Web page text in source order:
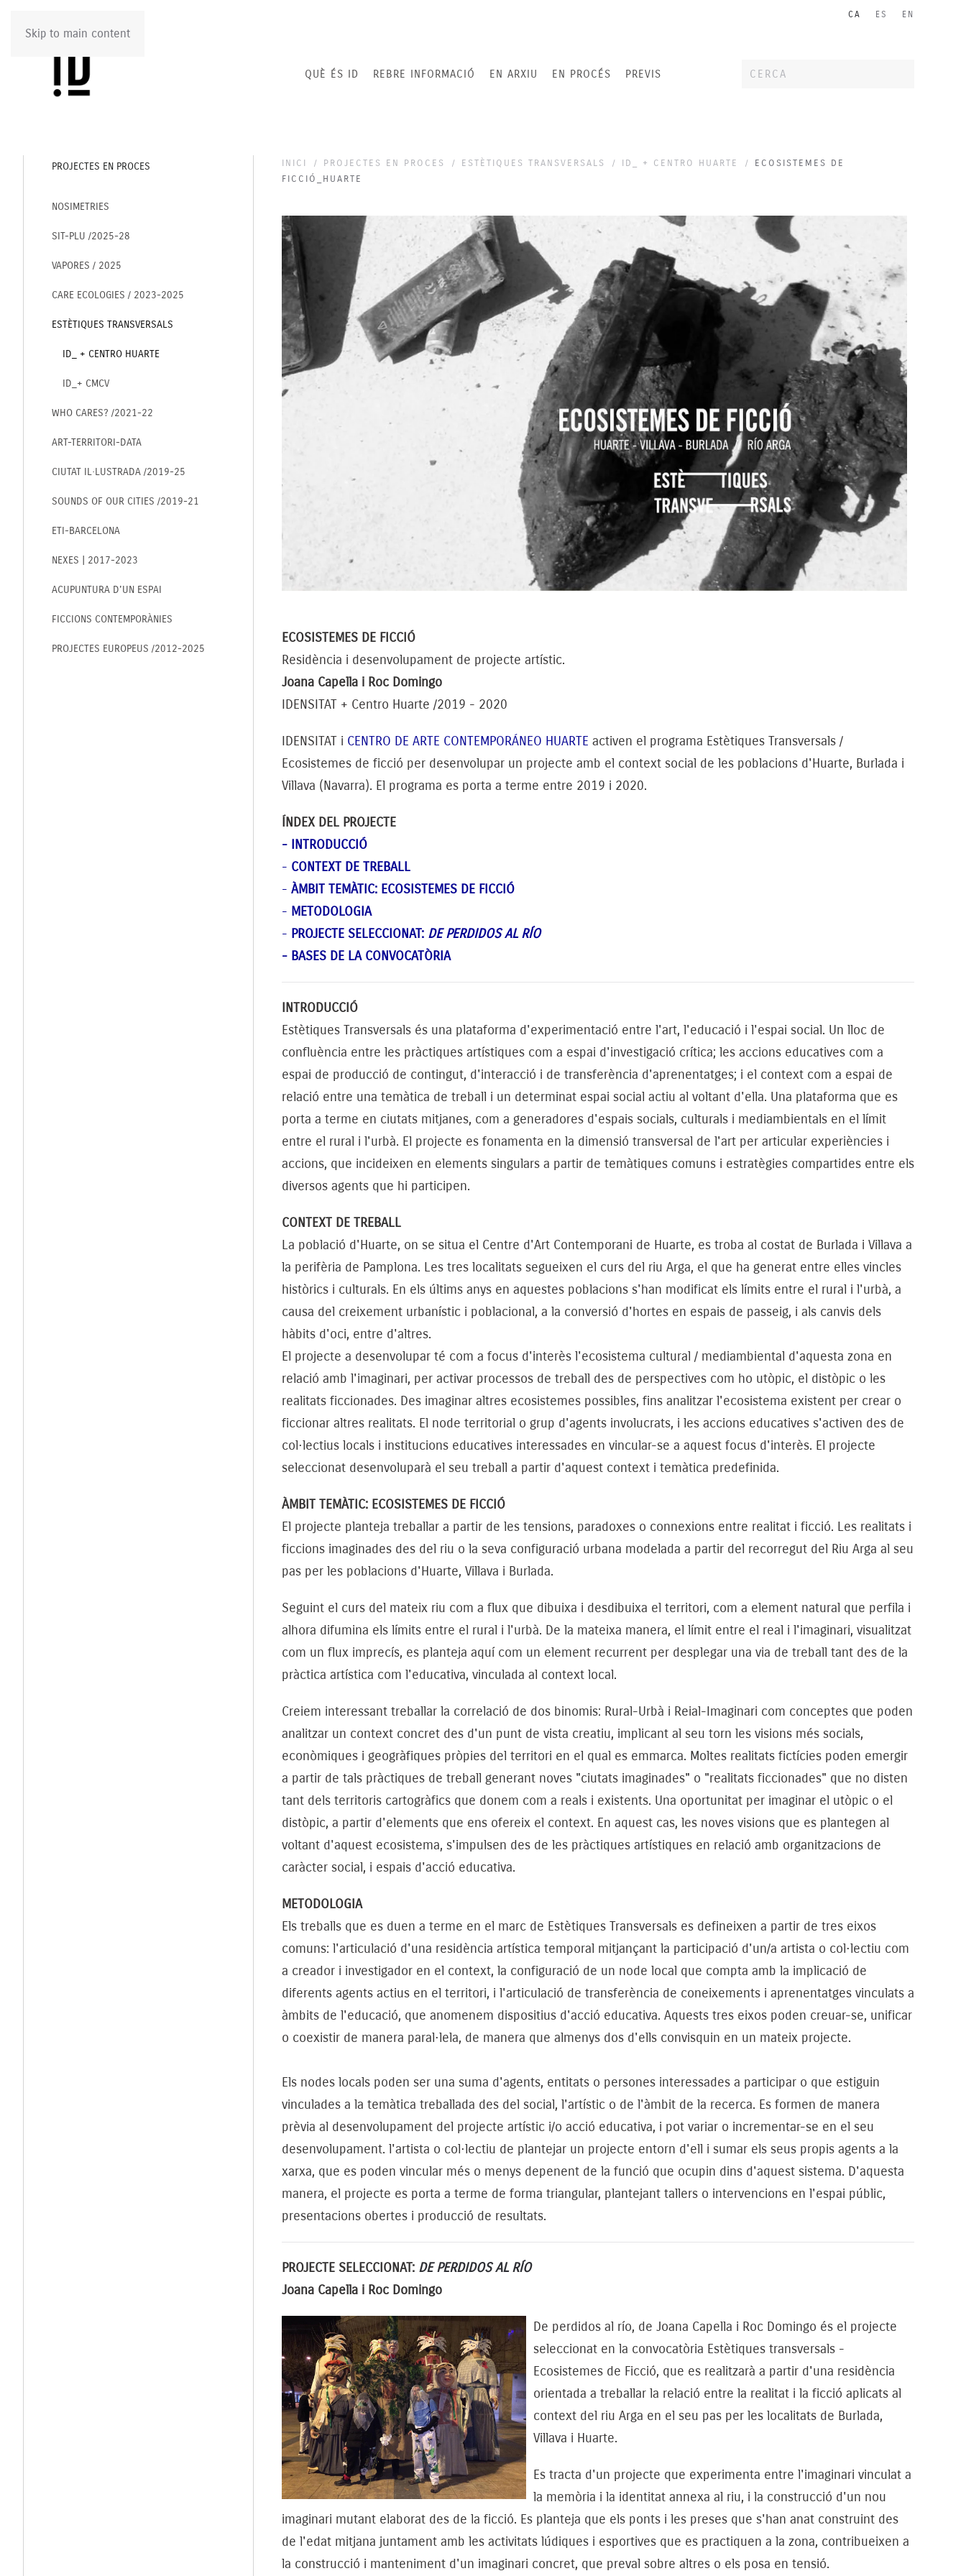
Skip to main content
CA ES EN
QUÈ ÉS ID REBRE INFORMACIÓ EN ARXIU EN PROCÉS PREVIS
INICI PROJECTES EN PROCES ESTÈTIQUES TRANSVERSALS ID_ + CENTRO HUARTE
ECOSISTEMES DE
FICCIÓ_HUARTE
ECOSISTEMES DE FICCIÓ
Residència i desenvolupament de projecte artístic.
Joana Capella i Roc Domingo
IDENSITAT + Centro Huarte /2019 - 2020
IDENSITAT i CENTRO DE ARTE CONTEMPORÁNEO HUARTE activen el programa Estètiques Transversals /
Ecosistemes de ficció per desenvolupar un projecte amb el context social de les poblacions d'Huarte, Burlada i
Villava (Navarra). El programa es porta a terme entre 2019 i 2020.
ÍNDEX DEL PROJECTE
- INTRODUCCIÓ
- CONTEXT DE TREBALL
- ÀMBIT TEMÀTIC: ECOSISTEMES DE FICCIÓ
- METODOLOGIA
- PROJECTE SELECCIONAT: DE PERDIDOS AL RÍO
- BASES DE LA CONVOCATÒRIA
INTRODUCCIÓ
Estètiques Transversals és una plataforma d'experimentació entre l'art, l'educació i l'espai social. Un lloc de
confluència entre les pràctiques artístiques com a espai d'investigació crítica; les accions educatives com a
espai de producció de contingut, d'interacció i de transferència d'aprenentatges; i el context com a espai de
relació entre una temàtica de treball i un determinat espai social actiu al voltant d'ella. Una plataforma que es
porta a terme en ciutats mitjanes, com a generadores d'espais socials, culturals i mediambientals en el límit
entre el rural i l'urbà. El projecte es fonamenta en la dimensió transversal de l'art per articular experiències i
accions, que incideixen en elements singulars a partir de temàtiques comuns i estratègies compartides entre els
diversos agents que hi participen.
CONTEXT DE TREBALL
La població d'Huarte, on se situa el Centre d'Art Contemporani de Huarte, es troba al costat de Burlada i Villava a
la perifèria de Pamplona. Les tres localitats segueixen el curs del riu Arga, el que ha generat entre elles vincles
històrics i culturals. En els últims anys en aquestes poblacions s'han modificat els límits entre el rural i l'urbà, a
causa del creixement urbanístic i poblacional, a la conversió d'hortes en espais de passeig, i als canvis dels
hàbits d'oci, entre d'altres.
El projecte a desenvolupar té com a focus d'interès l'ecosistema cultural / mediambiental d'aquesta zona en
relació amb l'imaginari, per activar processos de treball des de perspectives com ho utòpic, el distòpic o les
realitats ficcionades. Des imaginar altres ecosistemes possibles, fins analitzar l'ecosistema existent per crear o
ficcionar altres realitats. El node territorial o grup d'agents involucrats, i les accions educatives s'activen des de
col·lectius locals i institucions educatives interessades en vincular-se a aquest focus d'interès. El projecte
seleccionat desenvoluparà el seu treball a partir d'aquest context i temàtica predefinida.
ÀMBIT TEMÀTIC: ECOSISTEMES DE FICCIÓ
El projecte planteja treballar a partir de les tensions, paradoxes o connexions entre realitat i ficció. Les realitats i
ficcions imaginades des del riu o la seva configuració urbana modelada a partir del recorregut del Riu Arga al seu
pas per les poblacions d'Huarte, Villava i Burlada.
Seguint el curs del mateix riu com a flux que dibuixa i desdibuixa el territori, com a element natural que perfila i
alhora difumina els límits entre el rural i l'urbà. De la mateixa manera, el límit entre el real i l'imaginari, visualitzat
com un flux imprecís, es planteja aquí com un element recurrent per desplegar una via de treball tant des de la
pràctica artística com l'educativa, vinculada al context local.
Creiem interessant treballar la correlació de dos binomis: Rural-Urbà i Reial-Imaginari com conceptes que poden
analitzar un context concret des d'un punt de vista creatiu, implicant al seu torn les visions més socials,
econòmiques i geogràfiques pròpies del territori en el qual es emmarca. Moltes realitats fictícies poden emergir
a partir de tals pràctiques de treball generant noves "ciutats imaginades" o "realitats ficcionades" que no disten
tant dels territoris cartogràfics que donem com a reals i existents. Una oportunitat per imaginar el utòpic o el
distòpic, a partir d'elements que ens ofereix el context. En aquest cas, les noves visions que es plantegen al
voltant d'aquest ecosistema, s'impulsen des de les pràctiques artístiques en relació amb organitzacions de
caràcter social, i espais d'acció educativa.
METODOLOGIA
Els treballs que es duen a terme en el marc de Estètiques Transversals es defineixen a partir de tres eixos
comuns: l'articulació d'una residència artística temporal mitjançant la participació d'un/a artista o col·lectiu com
a creador i investigador en el context, la configuració de un node local que compta amb la implicació de
diferents agents actius en el territori, i l'articulació de transferència de coneixements i aprenentatges vinculats a
àmbits de l'educació, que anomenem dispositius d'acció educativa. Aquests tres eixos poden creuar-se, unificar
o coexistir de manera paral·lela, de manera que almenys dos d'ells convisquin en un mateix projecte.
Els nodes locals poden ser una suma d'agents, entitats o persones interessades a participar o que estiguin
vinculades a la temàtica treballada des del social, l'artístic o de l'àmbit de la recerca. Es formen de manera
prèvia al desenvolupament del projecte artístic i/o acció educativa, i pot variar o incrementar-se en el seu
desenvolupament. l'artista o col·lectiu de plantejar un projecte entorn d'ell i sumar els seus propis agents a la
xarxa, que es poden vincular més o menys depenent de la funció que ocupin dins d'aquest sistema. D'aquesta
manera, el projecte es porta a terme de forma triangular, plantejant tallers o intervencions en l'espai públic,
presentacions obertes i producció de resultats.
PROJECTE SELECCIONAT: DE PERDIDOS AL RÍO
Joana Capella i Roc Domingo
De perdidos al río, de Joana Capella i Roc Domingo és el projecte
seleccionat en la convocatòria Estètiques transversals -
Ecosistemes de Ficció, que es realitzarà a partir d'una residència
orientada a treballar la relació entre la realitat i la ficció aplicats al
context del riu Arga en el seu pas per les localitats de Burlada,
Villava i Huarte.
Es tracta d'un projecte que experimenta entre l'imaginari vinculat a
la memòria i la identitat annexa al riu, i la construcció d'un nou
imaginari mutant elaborat des de la ficció. Es planteja que els ponts i les preses que s'han anat construint des
de l'edat mitjana juntament amb les activitats lúdiques i esportives que es practiquen a la zona, contribueixen a
la construcció i manteniment d'un imaginari concret, que preval sobre altres o els posa en tensió.
PROJECTES EN PROCES
NOSIMETRIES
SIT-PLU /2025-28
VAPORES / 2025
CARE ECOLOGIES / 2023-2025
ESTÈTIQUES TRANSVERSALS
ID_ + CENTRO HUARTE
ID_+ CMCV
WHO CARES? /2021-22
ART-TERRITORI-DATA
CIUTAT IL·LUSTRADA /2019-25
SOUNDS OF OUR CITIES /2019-21
ETI-BARCELONA
NEXES | 2017-2023
ACUPUNTURA D'UN ESPAI
FICCIONS CONTEMPORÀNIES
PROJECTES EUROPEUS /2012-2025